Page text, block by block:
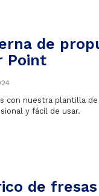
de
Point
con nuestra plantilla
y fácil de usar.
de